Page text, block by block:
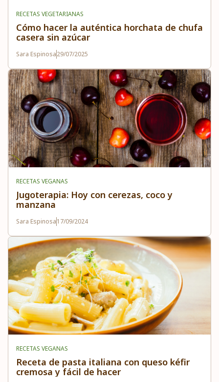
RECETAS VEGETARIANAS
Cómo hacer la auténtica horchata de chufa
casera sin azúcar
Sara Espinosa29/07/2025
RECETAS VEGANAS
Jugoterapia: Hoy con cerezas, coco y
manzana
Sara Espinosa17/09/2024
RECETAS VEGANAS
Receta de pasta italiana con queso kéfir
cremosa y fácil de hacer